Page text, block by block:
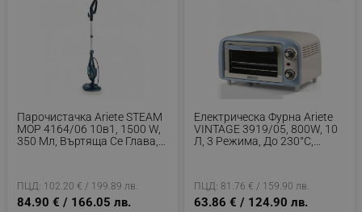
Парочистачка Ariete STEAM
MOP 4164/06 10в1, 1500 W,
350 Мл, Въртяща Се Глава,
ПЦД: 102.20 € / 199.89 лв.
84.90 € / 166.05 лв.
Електрическа Фурна Ariete
VINTAGE 3919/05, 800W, 10
Л, 3 Режима, До 230°C,
ПЦД: 81.76 € / 159.90 лв.
63.86 € / 124.90 лв.